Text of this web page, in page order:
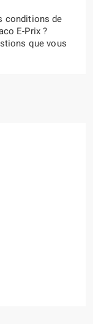
conditions de
E-Prix ?
que vous